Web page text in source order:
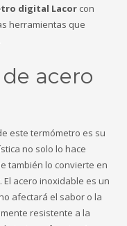
digital Lacor con
herramientas que
acero
este termómetro es su
no solo lo hace
también lo convierte en
acero inoxidable es un
afectará el sabor o la
resistente a la